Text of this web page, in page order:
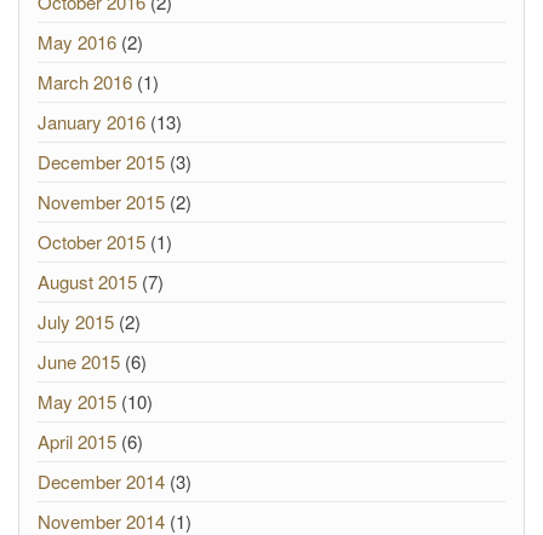
May 2016 (2)
March 2016 (1)
January 2016 (13)
December 2015 (3)
November 2015 (2)
October 2015 (1)
August 2015 (7)
July 2015 (2)
June 2015 (6)
May 2015 (10)
April 2015 (6)
December 2014 (3)
November 2014 (1)